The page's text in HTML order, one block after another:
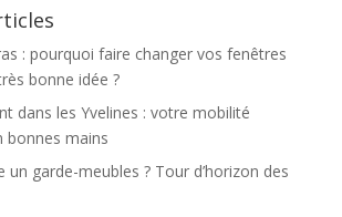
: pourquoi faire changer vos fenêtres
bonne idée ?
dans les Yvelines : votre mobilité
bonnes mains
un garde-meubles ? Tour d’horizon des